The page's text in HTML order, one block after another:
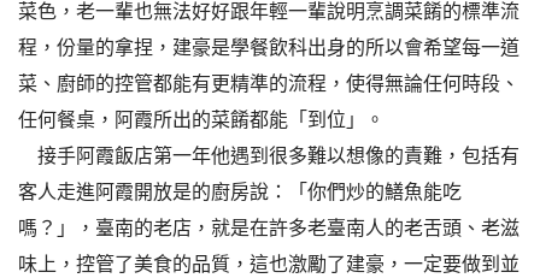
菜色，老一輩也無法好好跟年輕一輩說明烹調菜餚的標準流
程，份量的拿捏，建豪是學餐飲科出身的所以會希望每一道
菜、廚師的控管都能有更精準的流程，使得無論任何時段、
任何餐桌，阿霞所出的菜餚都能「到位」。
接手阿霞飯店第一年他遇到很多難以想像的責難，包括有
客人走進阿霞開放是的廚房說：「你們炒的鱔魚能吃
嗎？」，臺南的老店，就是在許多老臺南人的老舌頭、老滋
味上，控管了美食的品質，這也激勵了建豪，一定要做到並